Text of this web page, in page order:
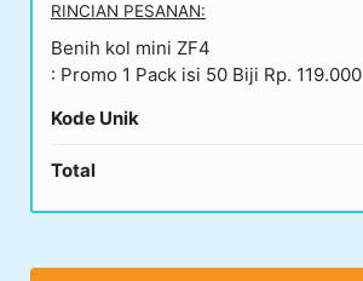
RINCIAN PESANAN:
Benih kol mini​ ZF4
: Promo 1 Pack isi 50 Biji Rp. 119.000
Kode Unik
Total